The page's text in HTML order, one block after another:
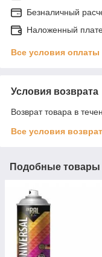
Безналичный
Наложенный
Все условия оплаты
Условия возврата
Возврат товара в
Все условия
Подобные товары